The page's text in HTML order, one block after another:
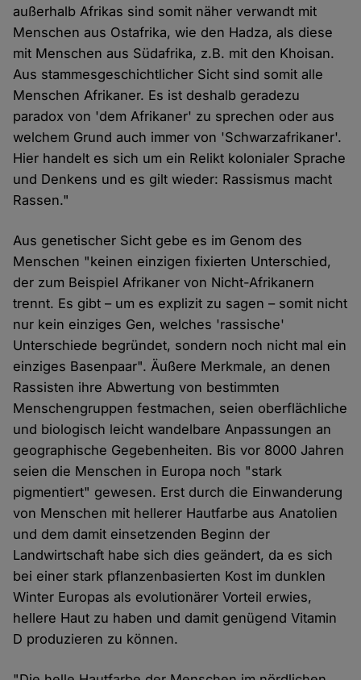
außerhalb Afrikas sind somit näher verwandt mit
Menschen aus Ostafrika, wie den Hadza, als diese
mit Menschen aus Südafrika, z.B. mit den Khoisan.
Aus stammesgeschichtlicher Sicht sind somit alle
Menschen Afrikaner. Es ist deshalb geradezu
paradox von 'dem Afrikaner' zu sprechen oder aus
welchem Grund auch immer von 'Schwarzafrikaner'.
Hier handelt es sich um ein Relikt kolonialer Sprache
und Denkens und es gilt wieder: Rassismus macht
Rassen."
Aus genetischer Sicht gebe es im Genom des
Menschen "keinen einzigen fixierten Unterschied,
der zum Beispiel Afrikaner von Nicht-Afrikanern
trennt. Es gibt – um es explizit zu sagen – somit nicht
nur kein einziges Gen, welches 'rassische'
Unterschiede begründet, sondern noch nicht mal ein
einziges Basenpaar". Äußere Merkmale, an denen
Rassisten ihre Abwertung von bestimmten
Menschengruppen festmachen, seien oberflächliche
und biologisch leicht wandelbare Anpassungen an
geographische Gegebenheiten. Bis vor 8000 Jahren
seien die Menschen in Europa noch "stark
pigmentiert" gewesen. Erst durch die Einwanderung
von Menschen mit hellerer Hautfarbe aus Anatolien
und dem damit einsetzenden Beginn der
Landwirtschaft habe sich dies geändert, da es sich
bei einer stark pflanzenbasierten Kost im dunklen
Winter Europas als evolutionärer Vorteil erwies,
hellere Haut zu haben und damit genügend Vitamin
D produzieren zu können.